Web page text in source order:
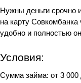
Нужны деньги срочно
на карту
удобно и полностью
Условия:
Сумма займа: от 3 000